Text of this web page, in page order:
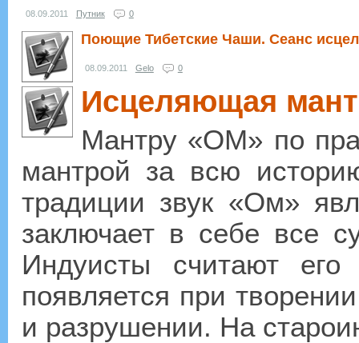
08.09.2011 Путник 0
Поющие Тибетские Чаши. Сеанс
08.09.2011 Gelo 0
Исцеляющая
Мантру «ОМ» по
мантрой за всю
традиции звук «Ом»
заключает в себе все
Индуисты считают его
появляется при
и разрушении. На